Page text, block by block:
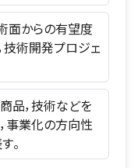
面からの有望度
技術開発プロジェ
品，技術などを
事業化の方向性
。